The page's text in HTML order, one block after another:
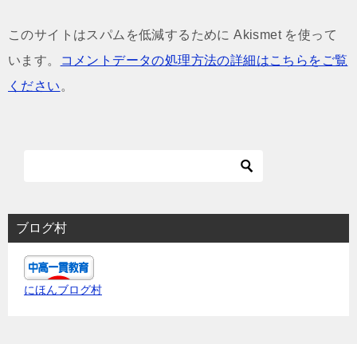
このサイトはスパムを低減するために Akismet を使って
います。
コメントデータの処理方法の詳細はこちらをご覧
ください 。
ブログ村
にほんブログ村